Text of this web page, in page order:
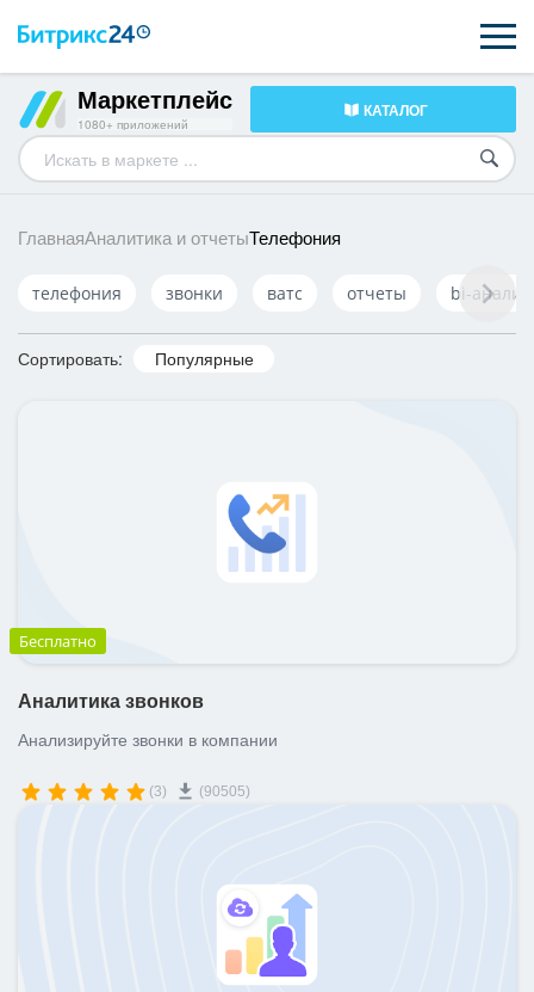
ВОЗМОЖНОСТИ
ЦЕНЫ
ИНТЕГРАЦИИ
ВНЕДРЕНИЕ
ВХОД
ВХОД
Маркетплейс
1080+ приложений
КАТАЛОГ
ГлавнаяАналитика и отчетыТелефония
телефония звонки ватс отчеты bi-
Сортировать: Популярные
Бесплатно
Аналитика звонков
Анализируйте звонки в компании
(3) (90505)